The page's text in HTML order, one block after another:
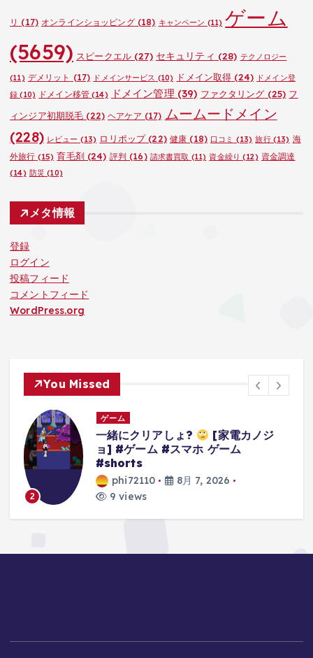
リ (17) オンラインショッピング(18) キャンペーン (11) ゲーム
(5659) スピークエル(27) セキュリティ (28) テクノロジー
(11) デメリット (17) ドメインサービス (10) ドメイン取得 (24) ドメイン登
録 (10) ドメイン移管(14) ドメイン管理 (39) ファクタリング (25) フ
ィンジア初期脱毛 (22) ヘアケア (17) ムームードメイン
(228) レビュー (13) ロリポップ(22) 健康 (18) 口コミ (13) 旅行(13) 海
外旅行 (15) 育毛剤(24) 評判 (16) 請求書買取 (11) 資金繰り (12) 資金調達
(14) 防災 (10)
メタ情報
登録
ログイン
投稿フィード
コメントフィード
WordPress.org
You Missed
3Dアクションゲームの礎を作り上げ
たレジェンドゲーム#ゲーム #ゲー
の思い出 #64 #スーパーマリオ64
phi72110
8月 7, 2026
10 views